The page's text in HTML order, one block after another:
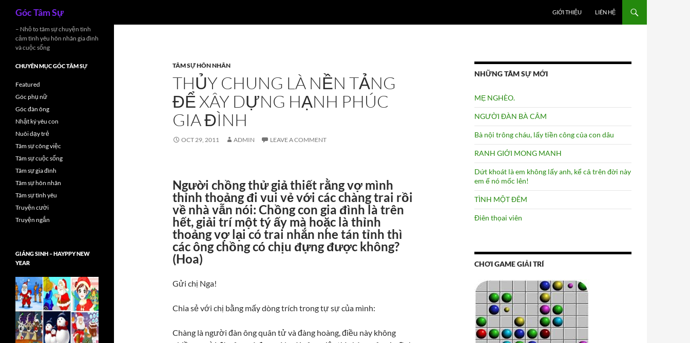
Góc Tâm Sự GIỚI THIỆU LIÊN HỆ
TÂM SỰ HÔN NHÂN
THỦY CHUNG LÀ NỀN TẢNG
ĐỂ XÂY DỰNG HẠNH PHÚC
GIA ĐÌNH
OCT 29, 2011 ADMIN LEAVE A COMMENT
Người chồng thử giả thiết rằng vợ mình
thỉnh thoảng đi vui vẻ với các chàng trai rồi
về nhà vẫn nói: Chồng con gia đình là trên
hết, giải trí một tý ấy mà hoặc là thỉnh
thoảng vợ lại có trai nhắn nhe tán tỉnh thì
các ông chồng có chịu đựng được không?
(Hoa)
Gửi chị Nga!
Chia sẻ với chị bằng mấy dòng trích trong tự sự của mình:
Chàng là người đàn ông quân tử và đàng hoàng, điều này không
NHỮNG TÂM SỰ MỚI
MẸ NGHÈO.
NGƯỜI ĐÀN BÀ CÂM
Bà nội trông cháu, lấy tiền công của con dâu
RANH GIỚI MONG MANH
Dứt khoát là em không lấy anh, kể cả trên đời này
em ế nó mốc lên!
TÌNH MỘT ĐÊM
Điên thọai viên
CHƠI GAME GIẢI TRÍ
– Nhỏ to tâm sự chuyện tình
cảm tình yêu hôn nhân gia đình
và cuộc sống
CHUYÊN MỤC GÓC TÂM SỰ
Featured
Góc phụ nữ
Góc đàn ông
Nhật ký yêu con
Nuôi dạy trẻ
Tâm sự công việc
Tâm sự cuộc sống
Tâm sự gia đình
Tâm sự hôn nhân
Tâm sự tình yêu
Truyện cười
Truyện ngắn
GIÁNG SINH – HAYPPY NEW
YEAR